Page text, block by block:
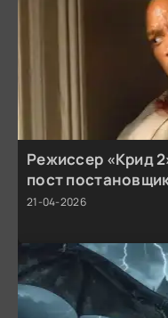
Режиссер «Крид
пост
21-04-2026